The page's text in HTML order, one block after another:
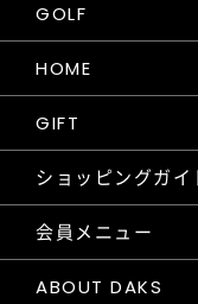
GOLF
HOME
GIFT
ショッピングガイ
会員メニュー
ABOUT DAKS